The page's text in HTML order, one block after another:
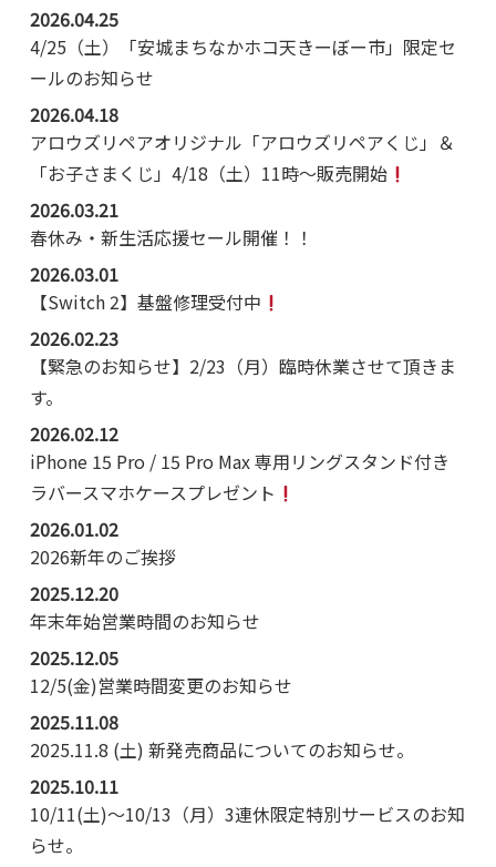
2026.04.25
4/25（土）「安城まちなかホコ天きーぼー市」限定セ
ールのお知らせ
2026.04.18
アロウズリペアオリジナル「アロウズリペアくじ」＆
「お子さまくじ」4/18（土）11時～販売開始
2026.03.21
春休み・新生活応援セール開催！！
2026.03.01
【Switch 2】基盤修理受付中
2026.02.23
【緊急のお知らせ】2/23（月）臨時休業させて頂きま
す。
2026.02.12
iPhone 15 Pro / 15 Pro Max 専用リングスタンド付き
ラバースマホケースプレゼント
2026.01.02
2026新年のご挨拶
2025.12.20
年末年始営業時間のお知らせ
2025.12.05
12/5(金)営業時間変更のお知らせ
2025.11.08
2025.11.8 (土) 新発売商品についてのお知らせ。
2025.10.11
10/11(土)～10/13（月）3連休限定特別サービスのお知
らせ。